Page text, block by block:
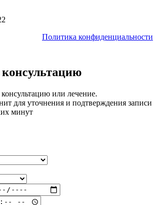
Политика конфиденциальности
консультацию или лечение.
для уточнения и подтверждения записи
минут